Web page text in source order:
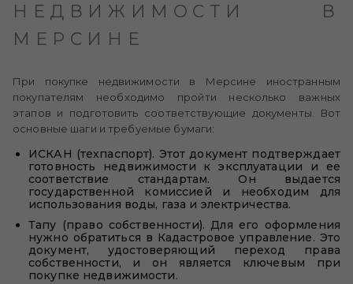
НЕДВИЖИМОСТИ В
МЕРСИНЕ
При покупке недвижимости в Мерсине иностранным
покупателям необходимо пройти несколько важных
этапов и подготовить соответствующие документы. Вот
основные шаги и требуемые бумаги:
ИСКАН (техпаспорт). Этот документ подтверждает
готовность недвижимости к эксплуатации и ее
соответствие стандартам. Он выдается
государственной комиссией и необходим для
использования воды, газа и электричества.
Тапу (право собственности). Для его оформления
нужно обратиться в Кадастровое управление. Это
документ, удостоверяющий переход права
собственности, и он является ключевым при
покупке недвижимости.